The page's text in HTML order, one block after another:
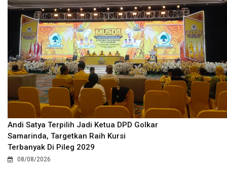
Andi Satya Terpilih Jadi Ketua DPD Golkar
Samarinda, Targetkan Raih Kursi
Terbanyak Di Pileg 2029
08/08/2026